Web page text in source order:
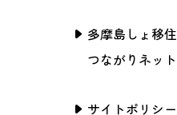
多摩島しょ移
つながりネッ
サイトポリシー